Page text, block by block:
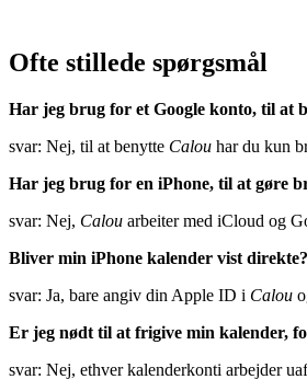
Ofte stillede spørgsmål
Har jeg brug for et Google konto, til at
svar: Nej, til at benytte Calou har du kun
Har jeg brug for en iPhone, til at gøre
svar: Nej, Calou arbeiter med iCloud og
Bliver min iPhone kalender vist direkte?
svar: Ja, bare angiv din Apple ID i Calou
Er jeg nødt til at frigive min kalender,
svar: Nej, ethver kalenderkonti arbejder